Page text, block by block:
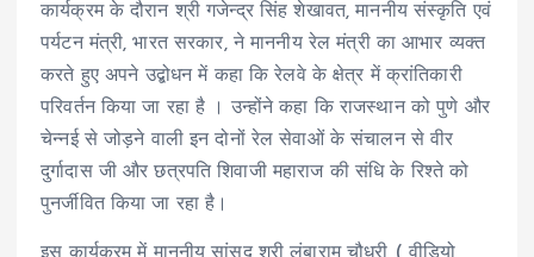
कार्यक्रम के दौरान श्री गजेन्द्र सिंह शेखावत, माननीय संस्कृति एवं
पर्यटन मंत्री, भारत सरकार, ने माननीय रेल मंत्री का आभार व्यक्त
करते हुए अपने उद्बोधन में कहा कि रेलवे के क्षेत्र में क्रांतिकारी
परिवर्तन किया जा रहा है । उन्होंने कहा कि राजस्थान को पुणे और
चेन्नई से जोड़ने वाली इन दोनों रेल सेवाओं के संचालन से वीर
दुर्गादास जी और छत्रपति शिवाजी महाराज की संधि के रिश्ते को
पुनर्जीवित किया जा रहा है।